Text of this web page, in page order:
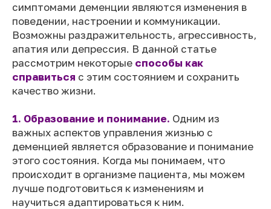
симптомами деменции являются изменения в
поведении, настроении и коммуникации.
Возможны раздражительность, агрессивность,
апатия или депрессия. В данной статье
рассмотрим некоторые способы как
справиться с этим состоянием и сохранить
качество жизни.
1. Образование и понимание. Одним из
важных аспектов управления жизнью с
деменцией является образование и понимание
этого состояния. Когда мы понимаем, что
происходит в организме пациента, мы можем
лучше подготовиться к изменениям и
научиться адаптироваться к ним.